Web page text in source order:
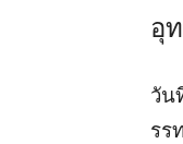
อุ
วัน
รร